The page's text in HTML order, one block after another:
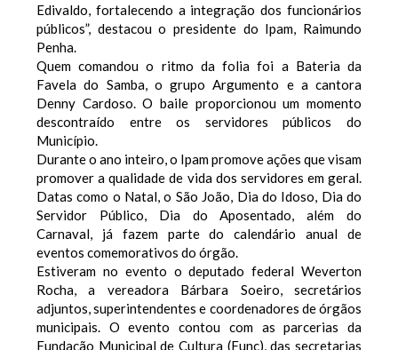
Edivaldo, fortalecendo a integração dos funcionários
públicos”, destacou o presidente do Ipam, Raimundo
Penha.
Quem comandou o ritmo da folia foi a Bateria da
Favela do Samba, o grupo Argumento e a cantora
Denny Cardoso. O baile proporcionou um momento
descontraído entre os servidores públicos do
Município.
Durante o ano inteiro, o Ipam promove ações que visam
promover a qualidade de vida dos servidores em geral.
Datas como o Natal, o São João, Dia do Idoso, Dia do
Servidor Público, Dia do Aposentado, além do
Carnaval, já fazem parte do calendário anual de
eventos comemorativos do órgão.
Estiveram no evento o deputado federal Weverton
Rocha, a vereadora Bárbara Soeiro, secretários
adjuntos, superintendentes e coordenadores de órgãos
municipais. O evento contou com as parcerias da
Fundação Municipal de Cultura (Func), das secretarias